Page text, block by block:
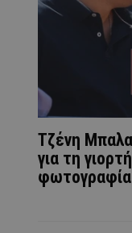
Τζένη
για τη
φωτογραφία